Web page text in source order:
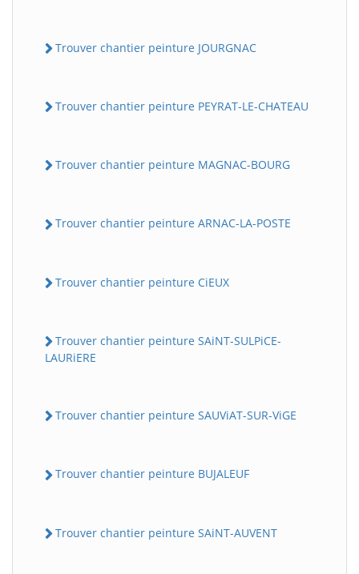
Trouver chantier peinture JOURGNAC
Trouver chantier peinture PEYRAT-LE-CHATEAU
Trouver chantier peinture MAGNAC-BOURG
Trouver chantier peinture ARNAC-LA-POSTE
Trouver chantier peinture CiEUX
Trouver chantier peinture SAiNT-SULPiCE-
LAURiERE
Trouver chantier peinture SAUViAT-SUR-ViGE
Trouver chantier peinture BUJALEUF
Trouver chantier peinture SAiNT-AUVENT